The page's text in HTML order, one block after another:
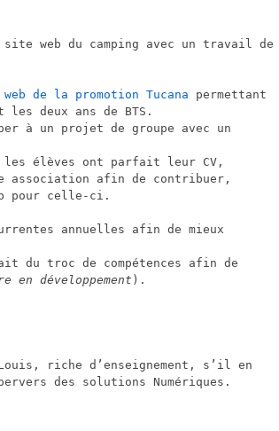
web du camping avec un travail de
de la promotion Tucana permettant
deux ans de BTS.
à un projet de groupe avec un
élèves ont parfait leur CV,
association afin de contribuer,
pour celle-ci.
annuelles afin de mieux
du troc de compétences afin de
en développement ).
riche d’enseignement, s’il en
des solutions Numériques.